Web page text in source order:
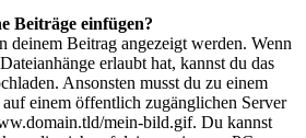
Beiträge einfügen?
deinem Beitrag angezeigt werden. Wenn
erlaubt hat, kannst du das
Ansonsten musst du zu einem
einem öffentlich zugänglichen Server
mein-bild.gif. Du kannst